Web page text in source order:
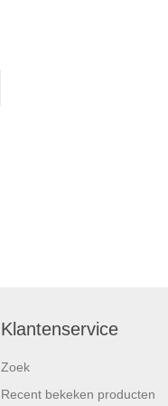
Klantenservice
Zoek
Recent bekeken producten